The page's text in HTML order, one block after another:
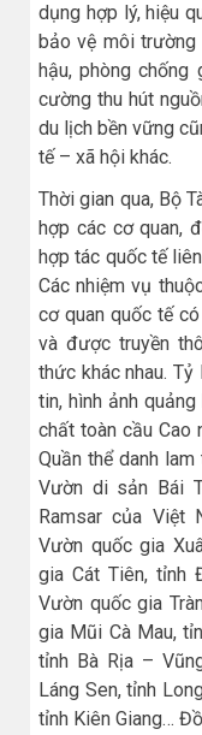
dụng hợp lý, hiệu
bảo vệ môi
hậu, phòng
cường thu hút
du lịch bền vững
tế – xã hội khác.
Thời gian qua, Bộ
hợp các cơ quan,
hợp tác quốc tế
Các nhiệm vụ
cơ quan quốc tế
và được truyền
thức khác nhau.
tin, hình ảnh
chất toàn cầu Cao
Quần thể danh lam
Vườn di sản Bái
Ramsar của Việt
Vườn quốc gia
gia Cát Tiên, tỉnh
Vườn quốc gia
gia Mũi Cà Mau,
tỉnh Bà Rịa –
Láng Sen, tỉnh
tỉnh Kiên Giang…